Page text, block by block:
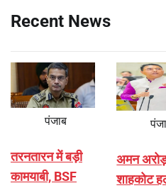
Recent News
पंजाब
तरनतारन में बड़ी
कामयाबी, BSF
अमन
शाहकोट